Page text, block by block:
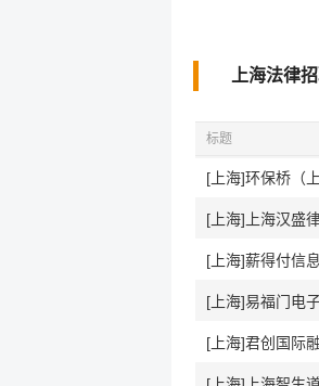
上海法律
标题
[上海]环保桥（
[上海]上海汉盛
[上海]薪得付信
[上海]易福门电
[上海]君创国际